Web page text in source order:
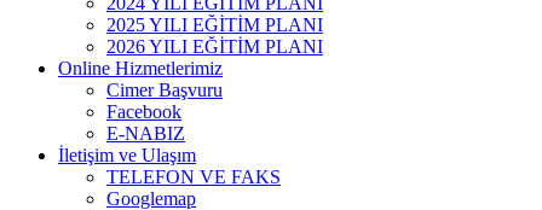
2025 YILI EĞİTİM PLANI
2026 YILI EĞİTİM PLANI
Online Hizmetlerimiz
Cimer Başvuru
Facebook
E-NABIZ
İletişim ve Ulaşım
TELEFON VE FAKS
Googlemap